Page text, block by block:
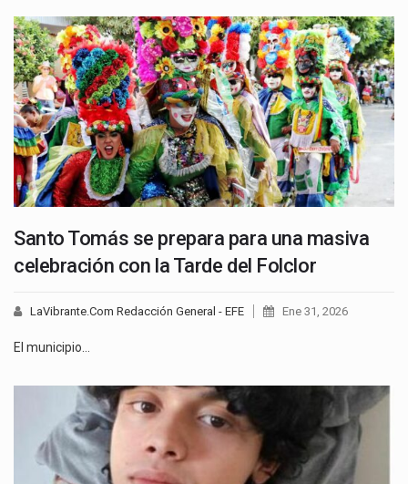
Santo Tomás se prepara para una masiva
celebración con la Tarde del Folclor
LaVibrante.Com Redacción General - EFE Ene 31, 2026
El municipio…